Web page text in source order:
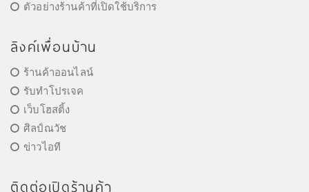
ตัวอย่างร้านค้าที่เปิดใช้บริการ
ลิงค์เพื่อนบ้าน
ร้านค้าออนไลน์
รับทำโปรเจค
เว็บโฮสติ้ง
ศิลป์ณวัช
ข่าวไอที
ติดต่อเปิดร้านค้า